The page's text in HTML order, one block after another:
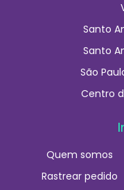
Santo
Santo
São
Centro
Quem somos
Rastrear pedido